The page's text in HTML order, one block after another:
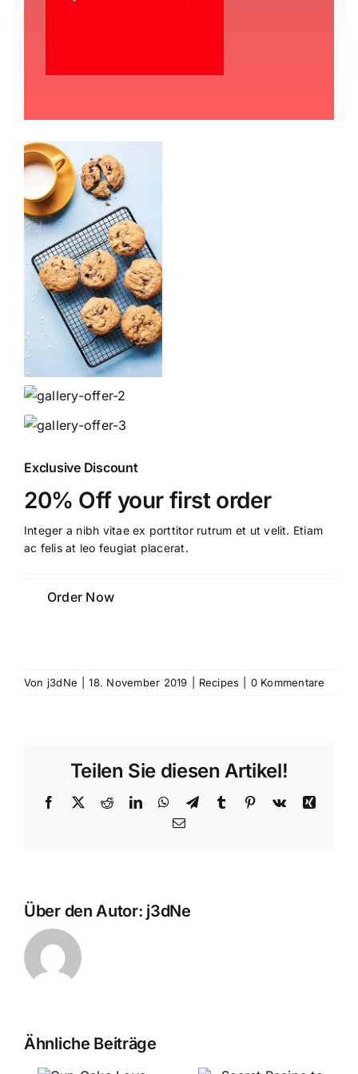
Exclusive Discount
20% Off your first order
Integer a nibh vitae ex porttitor rutrum et ut velit. Etiam
ac felis at leo feugiat placerat.
Order Now
Von j3dNe 18. November 2019 Recipes 0 Kommentare
Teilen Sie diesen Artikel!
Facebook
X RedditLinkedInWhatsApp
TelegramTumblr Pinterest
Vk
Xing
E-
Über den Autor: j3dNe
Ähnliche Beiträge
Secret